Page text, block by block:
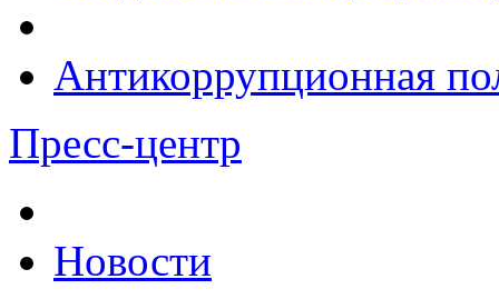
Антикоррупционная
Пресс-центр
Новости